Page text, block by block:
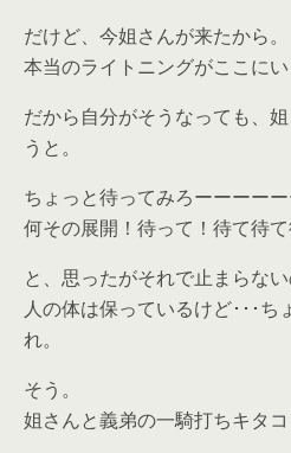
だけど、今姐さんが来たから。
本当のライトニングがここにい
だから自分がそうなっても、
うと。
ちょっと待ってみろーーーー
何その展開！待って！待て待て
と、思ったがそれで止まらない
人の体は保っているけど･･･ち
れ。
そう。
姐さんと義弟の一騎打ちキタコ